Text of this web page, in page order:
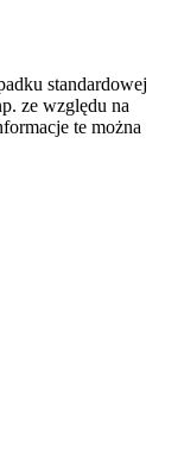
standardowej
ze względu na
te można